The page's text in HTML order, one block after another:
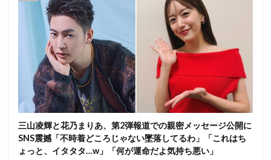
三山凌輝と花乃まりあ、第2弾報道での親密メッセージ公開に
SNS震撼「不時着どころじゃない墜落してるわ」「これはち
ょっと、イタタタ…w」「何が運命だよ気持ち悪い」